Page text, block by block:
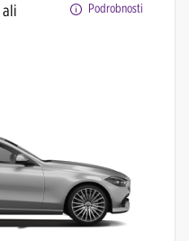
ali
Podrobnosti